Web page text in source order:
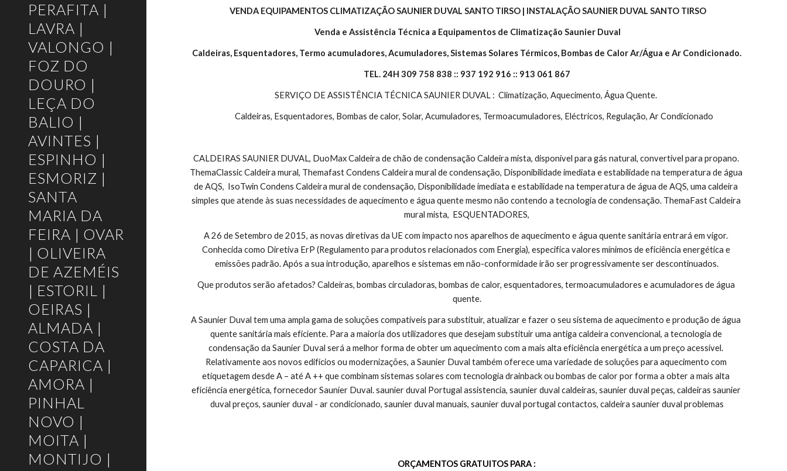
PERAFITA |
LAVRA |
VALONGO |
FOZ DO
DOURO |
LEÇA DO
BALIO |
AVINTES |
ESPINHO |
ESMORIZ |
SANTA
MARIA DA
FEIRA | OVAR
| OLIVEIRA
DE AZEMÉIS
| ESTORIL |
OEIRAS |
ALMADA |
COSTA DA
CAPARICA |
AMORA |
PINHAL
NOVO |
MOITA |
MONTIJO |
VENDA EQUIPAMENTOS CLIMATIZAÇÃO SAUNIER DUVAL SANTO TIRSO | INSTALAÇÃO SAUNIER DUVAL SANTO TIRSO
Venda e Assistência Técnica a Equipamentos de Climatização Saunier Duval
Caldeiras, Esquentadores, Termo acumuladores, Acumuladores, Sistemas Solares Térmicos, Bombas de Calor Ar/Água e Ar Condicionado.
TEL. 24H 309 758 838 :: 937 192 916 :: 913 061 867
SERVIÇO DE ASSISTÊNCIA TÉCNICA SAUNIER DUVAL :  Climatização, Aquecimento, Água Quente.
        Caldeiras, Esquentadores, Bombas de calor, Solar, Acumuladores, Termoacumuladores, Eléctricos, Regulação, Ar Condicionado
CALDEIRAS SAUNIER DUVAL, DuoMax Caldeira de chão de condensação Caldeira mista, disponível para gás natural, convertível para propano.
ThemaClassic Caldeira mural, Themafast Condens Caldeira mural de condensação, Disponibilidade imediata e estabilidade na temperatura de água
de AQS,  IsoTwin Condens Caldeira mural de condensação, Disponibilidade imediata e estabilidade na temperatura de água de AQS, uma caldeira
simples que atende às suas necessidades de aquecimento e água quente mesmo não contendo a tecnologia de condensação. ThemaFast Caldeira
mural mista,  ESQUENTADORES,
A 26 de Setembro de 2015, as novas diretivas da UE com impacto nos aparelhos de aquecimento e água quente sanitária entrará em vigor.
Conhecida como Diretiva ErP (Regulamento para produtos relacionados com Energia), especifica valores mínimos de eficiência energética e
emissões padrão. Após a sua introdução, aparelhos e sistemas em não-conformidade irão ser progressivamente ser descontinuados.
Que produtos serão afetados? Caldeiras, bombas circuladoras, bombas de calor, esquentadores, termoacumuladores e acumuladores de água
quente.
A Saunier Duval tem uma ampla gama de soluções compatíveis para substituir, atualizar e fazer o seu sistema de aquecimento e produção de água
quente sanitária mais eficiente. Para a maioria dos utilizadores que desejam substituir uma antiga caldeira convencional, a tecnologia de
condensação da Saunier Duval será a melhor forma de obter um aquecimento com a mais alta eficiência energética a um preço acessível.
Relativamente aos novos edifícios ou modernizações, a Saunier Duval também oferece uma variedade de soluções para aquecimento com
etiquetagem desde A – até A ++ que combinam sistemas solares com tecnologia drainback ou bombas de calor por forma a obter a mais alta
eficiência energética, fornecedor Saunier Duval. saunier duval Portugal assistencia, saunier duval caldeiras, saunier duval peças, caldeiras saunier
duval preços, saunier duval - ar condicionado, saunier duval manuais, saunier duval portugal contactos, caldeira saunier duval problemas
ORÇAMENTOS GRATUITOS PARA :